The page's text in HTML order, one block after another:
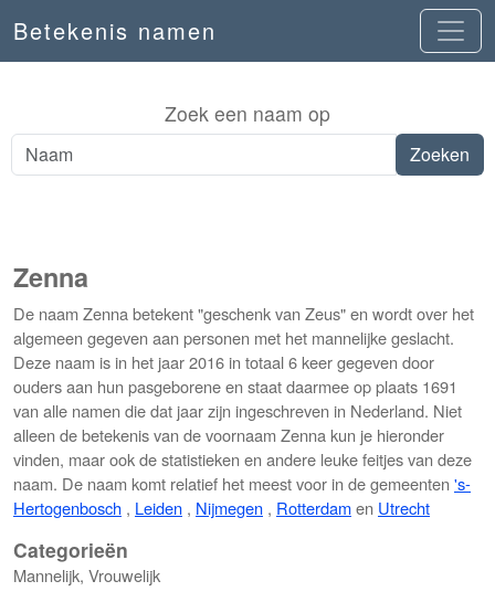
Betekenis namen
Zoek een naam op
Zenna
De naam Zenna betekent "geschenk van Zeus" en wordt over het
algemeen gegeven aan personen met het mannelijke geslacht.
Deze naam is in het jaar 2016 in totaal 6 keer gegeven door
ouders aan hun pasgeborene en staat daarmee op plaats 1691
van alle namen die dat jaar zijn ingeschreven in Nederland. Niet
alleen de betekenis van de voornaam Zenna kun je hieronder
vinden, maar ook de statistieken en andere leuke feitjes van deze
naam. De naam komt relatief het meest voor in de gemeenten 's-
Hertogenbosch , Leiden , Nijmegen , Rotterdamen Utrecht
Categorieën
Mannelijk, Vrouwelijk